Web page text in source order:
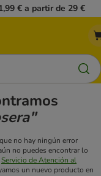
€ a partir de 29 €
no hay ningún error
no puedes encontrar lo
Servicio de Atención al
un nuevo producto en